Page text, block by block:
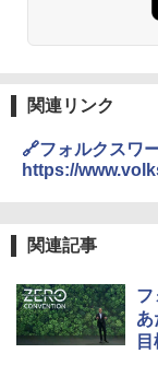
関連リンク
🔗フォルクスワ
https://
関連記事
フ
あ